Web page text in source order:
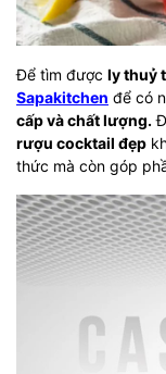
Để tìm được ly thuỷ
Sapakitchen để có
cấp và chất lượng.
rượu cocktail đẹp
thức mà còn góp